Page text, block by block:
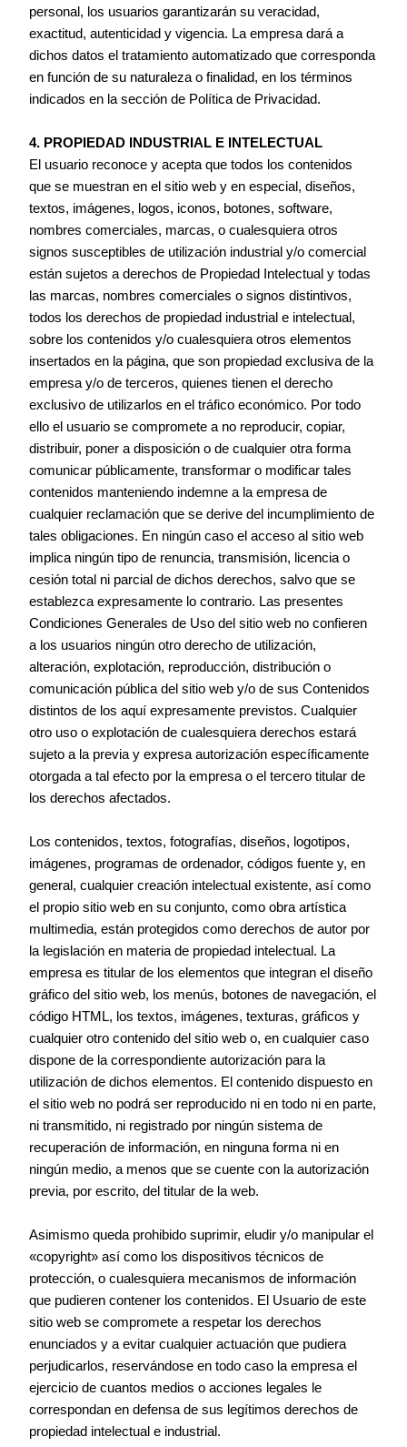
personal, los usuarios garantizarán su veracidad,
exactitud, autenticidad y vigencia. La empresa dará a
dichos datos el tratamiento automatizado que corresponda
en función de su naturaleza o finalidad, en los términos
indicados en la sección de Política de Privacidad.
4. PROPIEDAD INDUSTRIAL E INTELECTUAL
El usuario reconoce y acepta que todos los contenidos
que se muestran en el sitio web y en especial, diseños,
textos, imágenes, logos, iconos, botones, software,
nombres comerciales, marcas, o cualesquiera otros
signos susceptibles de utilización industrial y/o comercial
están sujetos a derechos de Propiedad Intelectual y todas
las marcas, nombres comerciales o signos distintivos,
todos los derechos de propiedad industrial e intelectual,
sobre los contenidos y/o cualesquiera otros elementos
insertados en la página, que son propiedad exclusiva de la
empresa y/o de terceros, quienes tienen el derecho
exclusivo de utilizarlos en el tráfico económico. Por todo
ello el usuario se compromete a no reproducir, copiar,
distribuir, poner a disposición o de cualquier otra forma
comunicar públicamente, transformar o modificar tales
contenidos manteniendo indemne a la empresa de
cualquier reclamación que se derive del incumplimiento de
tales obligaciones. En ningún caso el acceso al sitio web
implica ningún tipo de renuncia, transmisión, licencia o
cesión total ni parcial de dichos derechos, salvo que se
establezca expresamente lo contrario. Las presentes
Condiciones Generales de Uso del sitio web no confieren
a los usuarios ningún otro derecho de utilización,
alteración, explotación, reproducción, distribución o
comunicación pública del sitio web y/o de sus Contenidos
distintos de los aquí expresamente previstos. Cualquier
otro uso o explotación de cualesquiera derechos estará
sujeto a la previa y expresa autorización específicamente
otorgada a tal efecto por la empresa o el tercero titular de
los derechos afectados.
Los contenidos, textos, fotografías, diseños, logotipos,
imágenes, programas de ordenador, códigos fuente y, en
general, cualquier creación intelectual existente, así como
el propio sitio web en su conjunto, como obra artística
multimedia, están protegidos como derechos de autor por
la legislación en materia de propiedad intelectual. La
empresa es titular de los elementos que integran el diseño
gráfico del sitio web, los menús, botones de navegación, el
código HTML, los textos, imágenes, texturas, gráficos y
cualquier otro contenido del sitio web o, en cualquier caso
dispone de la correspondiente autorización para la
utilización de dichos elementos. El contenido dispuesto en
el sitio web no podrá ser reproducido ni en todo ni en parte,
ni transmitido, ni registrado por ningún sistema de
recuperación de información, en ninguna forma ni en
ningún medio, a menos que se cuente con la autorización
previa, por escrito, del titular de la web.
Asimismo queda prohibido suprimir, eludir y/o manipular el
«copyright» así como los dispositivos técnicos de
protección, o cualesquiera mecanismos de información
que pudieren contener los contenidos. El Usuario de este
sitio web se compromete a respetar los derechos
enunciados y a evitar cualquier actuación que pudiera
perjudicarlos, reservándose en todo caso la empresa el
ejercicio de cuantos medios o acciones legales le
correspondan en defensa de sus legítimos derechos de
propiedad intelectual e industrial.